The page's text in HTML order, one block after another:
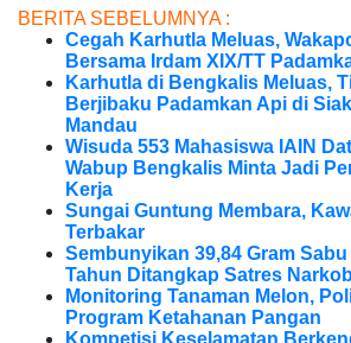
BERITA SEBELUMNYA :
Cegah Karhutla Meluas,
Bersama Irdam XIX/TT
Karhutla di Bengkalis Meluas,
Berjibaku Padamkan Api di
Mandau
Wisuda 553 Mahasiswa IAIN
Wabup Bengkalis Minta Jadi
Kerja
Sungai Guntung Membara,
Terbakar
Sembunyikan 39,84 Gram
Tahun Ditangkap Satres
Monitoring Tanaman Melon,
Program Ketahanan Pangan